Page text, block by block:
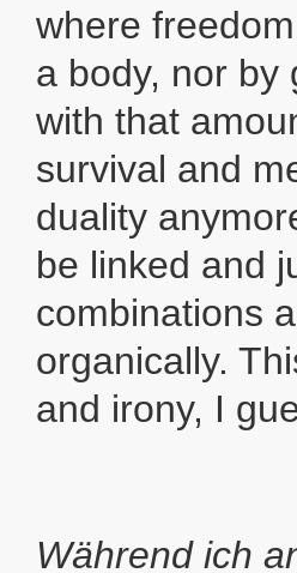
where
a body, nor by
with that
survival and
duality
be linked and
combinations
organically.
and irony, I
Während ich